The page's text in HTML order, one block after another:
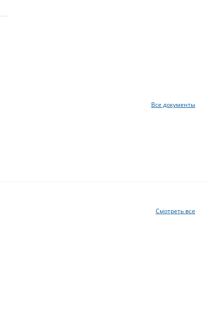
Все документы
Смотреть все